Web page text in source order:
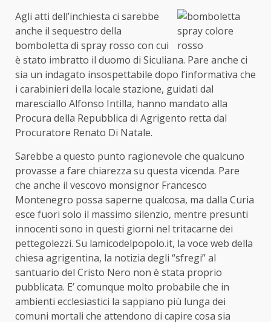
Agli atti dell’inchiesta ci sarebbe
anche il sequestro della
bomboletta di spray rosso con cui
è stato imbratto il duomo di Siculiana. Pare anche ci
sia un indagato insospettabile dopo l’informativa che
i carabinieri della locale stazione, guidati dal
maresciallo Alfonso Intilla, hanno mandato alla
Procura della Repubblica di Agrigento retta dal
Procuratore Renato Di Natale.
Sarebbe a questo punto ragionevole che qualcuno
provasse a fare chiarezza su questa vicenda. Pare
che anche il vescovo monsignor Francesco
Montenegro possa saperne qualcosa, ma dalla Curia
esce fuori solo il massimo silenzio, mentre presunti
innocenti sono in questi giorni nel tritacarne dei
pettegolezzi. Su lamicodelpopolo.it, la voce web della
chiesa agrigentina, la notizia degli “sfregi” al
santuario del Cristo Nero non è stata proprio
pubblicata. E’ comunque molto probabile che in
ambienti ecclesiastici la sappiano più lunga dei
comuni mortali che attendono di capire cosa sia